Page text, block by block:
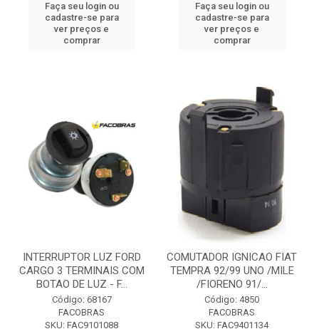
Faça seu login ou
cadastre-se para
ver preços e
comprar
Faça seu login ou
cadastre-se para
ver preços e
comprar
INTERRUPTOR LUZ FORD
CARGO 3 TERMINAIS COM
BOTAO DE LUZ - F...
Código: 68167
FACOBRAS
SKU: FAC9101088
COMUTADOR IGNICAO FIAT
TEMPRA 92/99 UNO /MILE
/FIORENO 91/...
Código: 4850
FACOBRAS
SKU: FAC9401134